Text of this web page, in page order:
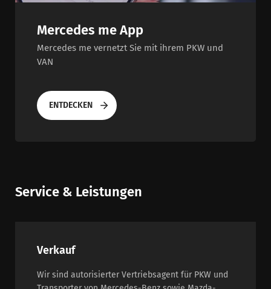
Mercedes me App
Mercedes me vernetzt Sie mit ihrem PKW und
VAN
ENTDECKEN
Service & Leistungen
Verkauf
Wir sind autorisierter Vertriebsagent für PKW und